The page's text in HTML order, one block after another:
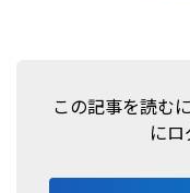
この記事を読む
にロ